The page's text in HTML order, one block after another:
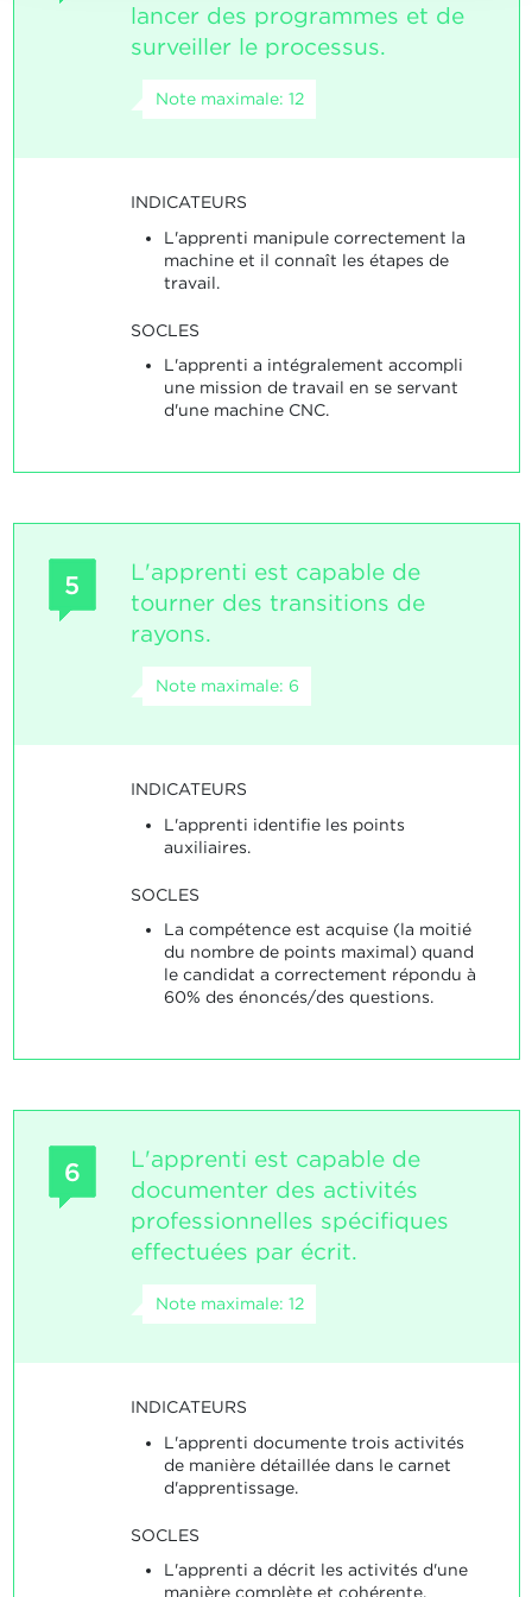
lancer des programmes et de
surveiller le processus.
Note maximale: 12
INDICATEURS
L'apprenti manipule correctement la
machine et il connaît les étapes de
travail.
SOCLES
L'apprenti a intégralement accompli
une mission de travail en se servant
d'une machine CNC.
5
L'apprenti est capable de
tourner des transitions de
rayons.
Note maximale: 6
INDICATEURS
L'apprenti identifie les points
auxiliaires.
SOCLES
La compétence est acquise (la moitié
du nombre de points maximal) quand
le candidat a correctement répondu à
60% des énoncés/des questions.
6
L'apprenti est capable de
documenter des activités
professionnelles spécifiques
effectuées par écrit.
Note maximale: 12
INDICATEURS
L'apprenti documente trois activités
de manière détaillée dans le carnet
d'apprentissage.
SOCLES
L'apprenti a décrit les activités d'une
manière complète et cohérente.